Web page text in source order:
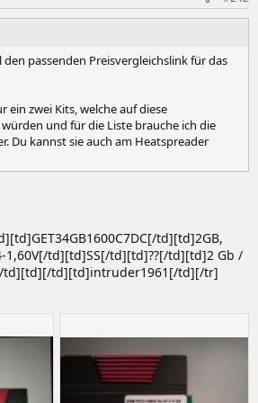
6
333 2.5-3-3-7
2.5V
SS
1GB DDR-400
3-4-4-8 2.5V
DS
2.5V
256MB
1GB DDR1-500
3-4-3-8 2.75v
passenden Preisvergleichslink für das
ein zwei Kits, welche auf diese
und für die Liste brauche ich die
Du kannst sie auch am Heatspreader
td][td]2GB,
1,60V[/td][td]SS[/td][td]??[/td][td]2 Gb /
td][td][/td][td]intruder1961[/td][/tr]